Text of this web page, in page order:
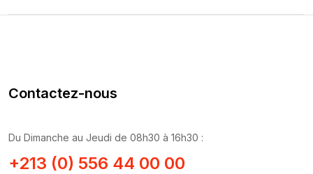
Contactez-nous
Du Dimanche au Jeudi de 08h30 à 16h30 :
+213 (0) 556 44 00 00